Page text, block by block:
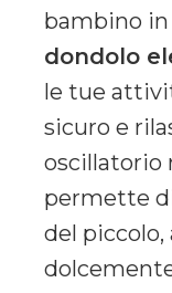
bambino in
dondolo
le tue
sicuro e
oscillatorio
permette
del